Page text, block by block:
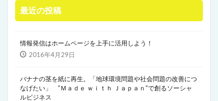
最近の投稿
情報発信はホームページを上手に活用しよう！
2016年4月29日
バナナの茎を紙に再生。「地球環境問題や社会問題の改善につ
なげたい」 ”Ｍａｄｅ ｗｉｔｈ Ｊａｐａｎ”で創るソーシャ
ルビジネス